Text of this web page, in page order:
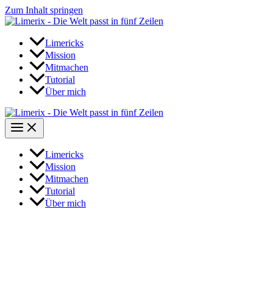
Zum Inhalt springen
Limericks
Mission
Mitmachen
Tutorial
Über mich
Limericks
Mission
Mitmachen
Tutorial
Über mich